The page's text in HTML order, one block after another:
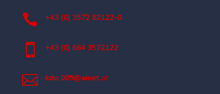
 +43 (0) 3572 82122-0
 +43 (0) 664 3572122
 kdo.009@ainet.at